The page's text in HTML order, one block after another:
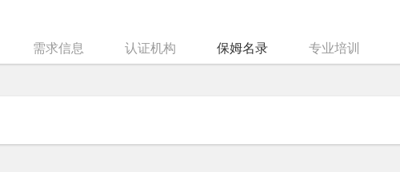
需求信息 认证机构 保姆名录 专业培训